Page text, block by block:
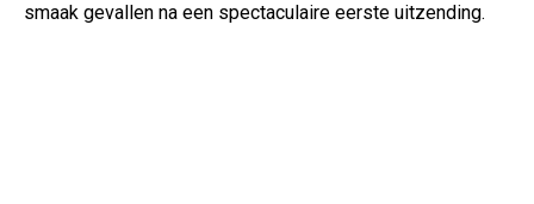
smaak gevallen na een spectaculaire eerste uitzending.